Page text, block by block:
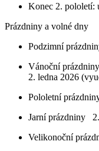
Konec 2. pololetí:
Prázdniny a volné dny
Podzimní
Vánoční
2. ledna 2026
Pololetní
Jarní prázdniny
Velikonoční